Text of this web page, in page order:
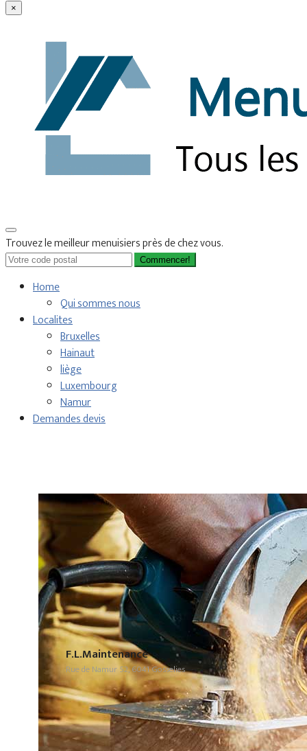
×
Trouvez le meilleur menuisiers près de chez vous.
Commencer!
Home
Qui sommes nous
Localites
Bruxelles
Hainaut
liège
Luxembourg
Namur
Demandes devis
F.L.Maintenance
Rue de Namur 52, 6041 Gosselies